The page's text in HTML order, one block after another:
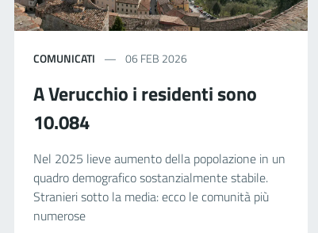
COMUNICATI 06 FEB 2026
A Verucchio i residenti sono
10.084
Nel 2025 lieve aumento della popolazione in un
quadro demografico sostanzialmente stabile.
Stranieri sotto la media: ecco le comunità più
numerose